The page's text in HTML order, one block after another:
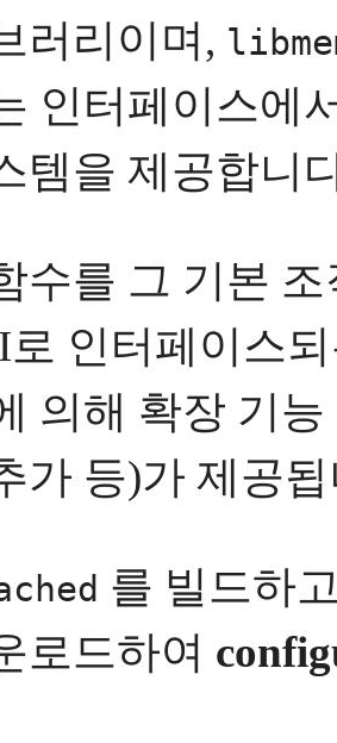
러리이며,
인터페이스에
템을 제공합니
수를 그 기본
로 인터페이스
의해 확장 기
가 등)가 제공
를 빌드하
로드하여